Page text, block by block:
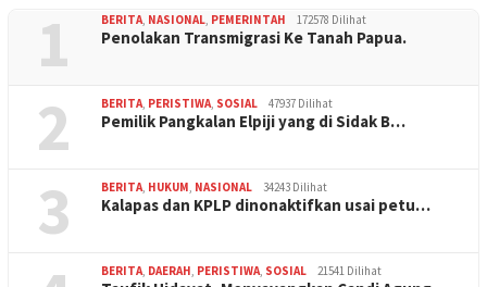
1 BERITA NASIONAL PEMERINTAH 172578 Dilihat
Penolakan Transmigrasi Ke Tanah Papua.
2 BERITA PERISTIWA SOSIAL 47937 Dilihat
Pemilik Pangkalan Elpiji yang di Sidak B…
3 BERITA HUKUM NASIONAL 34243 Dilihat
Kalapas dan KPLP dinonaktifkan usai petu…
BERITA DAERAH PERISTIWA SOSIAL 21541 Dilihat